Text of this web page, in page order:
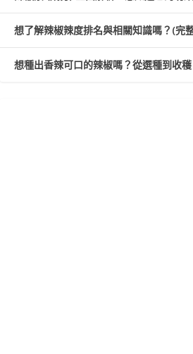
想了解辣椒辣度排名與相關知識嗎？(完
想種出香辣可口的辣椒嗎？從選種到收